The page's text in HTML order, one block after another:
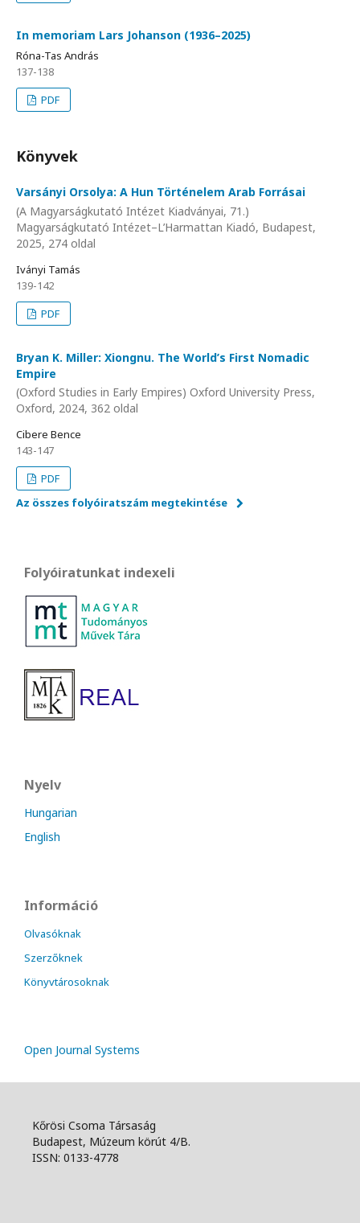
In memoriam Lars Johanson (1936–2025)
Róna-Tas András
137-138
PDF
Könyvek
Varsányi Orsolya: A Hun Történelem Arab Forrásai
(A Magyarságkutató Intézet Kiadványai, 71.)
Magyarságkutató Intézet–L’Harmattan Kiadó, Budapest,
2025, 274 oldal
Iványi Tamás
139-142
PDF
Bryan K. Miller: Xiongnu. The World’s First Nomadic
Empire
(Oxford Studies in Early Empires) Oxford University Press,
Oxford, 2024, 362 oldal
Cibere Bence
143-147
PDF
Az összes folyóiratszám megtekintése
Folyóiratunkat indexeli
Nyelv
Hungarian
English
Információ
Olvasóknak
Szerzőknek
Könyvtárosoknak
Open Journal Systems
Kőrösi Csoma Társaság
Budapest, Múzeum körút 4/B.
ISSN: 0133-4778